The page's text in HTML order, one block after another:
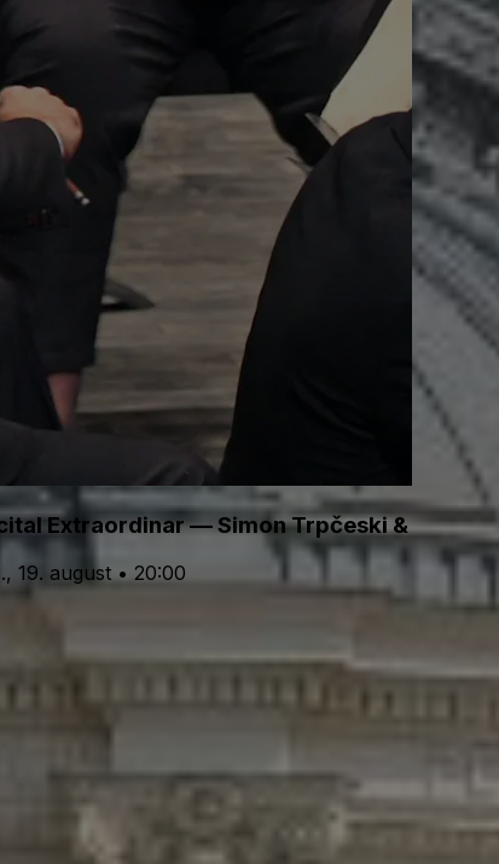
Extraordinar — Simon Trpčeski &
19. august • 20:00